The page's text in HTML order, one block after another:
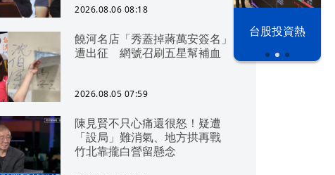
之下
台股投資熱
2026.08.06 08:18
饒河名店「秀蓋掉蔣萬安簽名」
遭出征 網號召刷五星幫補血
2026.08.05 07:59
陳見賢不只心痛還很怒！疑遭
「設局」難消氣、地方拱再戰
竹北靠攏白營留懸念